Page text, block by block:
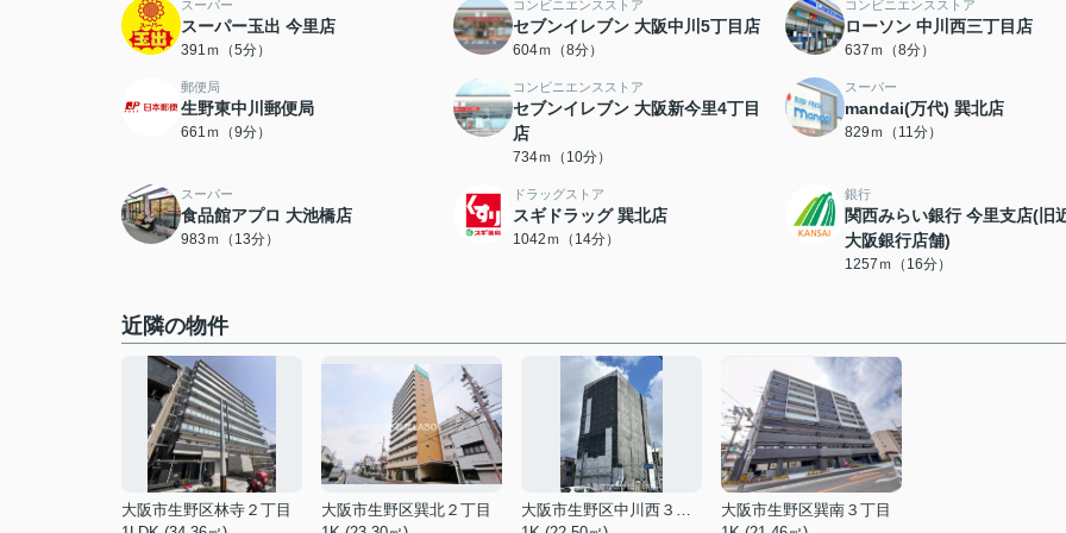
スーパー
スーパー玉出 今里店
391ｍ（5分）
コンビニエンスストア
セブンイレブン 大阪中川5丁目店
604ｍ（8分）
コンビニエンスストア
ローソン 中川西三丁目店
637ｍ（8分）
郵便局
生野東中川郵便局
661ｍ（9分）
コンビニエンスストア
セブンイレブン 大阪新今里4丁目
店
734ｍ（10分）
スーパー
mandai(万代) 巽北店
829ｍ（11分）
スーパー
食品館アプロ 大池橋店
983ｍ（13分）
ドラッグストア
スギドラッグ 巽北店
1042ｍ（14分）
銀行
関西みらい銀行 今里支店(旧
大阪銀行店舗)
1257ｍ（16分）
近隣の物件
大阪市生野区林寺２丁目
大阪市生野区巽北２丁目
大阪市生野区中川西３丁目
大阪市生野区巽南３丁目